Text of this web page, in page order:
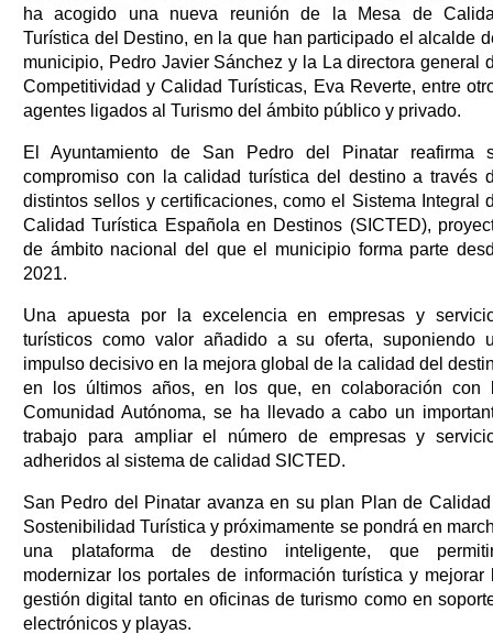
ha acogido una nueva reunión de la Mesa de
Turística del Destino, en la que han participado el alcalde
municipio, Pedro Javier Sánchez y la La directora general
Competitividad y Calidad Turísticas, Eva Reverte, entre
agentes ligados al Turismo del ámbito público y privado.
El Ayuntamiento de San Pedro del Pinatar reafirma
compromiso con la calidad turística del destino a través
distintos sellos y certificaciones, como el Sistema Integral
Calidad Turística Española en Destinos (SICTED),
de ámbito nacional del que el municipio forma parte
2021.
Una apuesta por la excelencia en empresas y
turísticos como valor añadido a su oferta, suponiendo
impulso decisivo en la mejora global de la calidad del
en los últimos años, en los que, en colaboración con
Comunidad Autónoma, se ha llevado a cabo un
trabajo para ampliar el número de empresas y
adheridos al sistema de calidad SICTED.
San Pedro del Pinatar avanza en su plan Plan de
Sostenibilidad Turística y próximamente se pondrá en
una plataforma de destino inteligente, que
modernizar los portales de información turística y mejorar
gestión digital tanto en oficinas de turismo como en
electrónicos y playas.